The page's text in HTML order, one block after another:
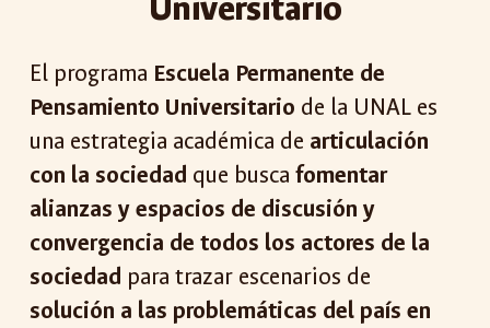
Universitario
El programa Escuela Permanente de
Pensamiento Universitario de la UNAL es
una estrategia académica de articulación
con la sociedad que buscafomentar
alianzas y espacios de discusión y
convergencia de todos los actores de la
sociedad para trazar escenarios de
solución a las problemáticas del país en